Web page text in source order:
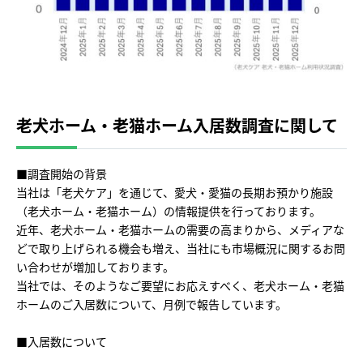
老犬ホーム・老猫ホーム入居数調査に関して
■調査開始の背景
当社は「老犬ケア」を通じて、愛犬・愛猫の長期お預かり施設
（老犬ホーム・老猫ホーム）の情報提供を行っております。
近年、老犬ホーム・老猫ホームの需要の高まりから、メディアな
どで取り上げられる機会も増え、当社にも市場概況に関するお問
い合わせが増加しております。
当社では、そのようなご要望にお応えすべく、老犬ホーム・老猫
ホームのご入居数について、月例で報告しています。
■入居数について